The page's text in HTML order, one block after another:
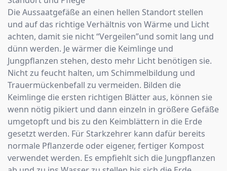
Die Aussaatgefäße an einen hellen Standort stellen
und auf das richtige Verhältnis von Wärme und Licht
achten, damit sie nicht “Vergeilen”und somit lang und
dünn werden. Je wärmer die Keimlinge und
Jungpflanzen stehen, desto mehr Licht benötigen sie.
Nicht zu feucht halten, um Schimmelbildung und
Trauermückenbefall zu vermeiden. Bilden die
Keimlinge die ersten richtigen Blätter aus, können sie
wenn nötig pikiert und dann einzeln in größere Gefäße
umgetopft und bis zu den Keimblättern in die Erde
gesetzt werden. Für Starkzehrer kann dafür bereits
normale Pflanzerde oder eigener, fertiger Kompost
verwendet werden. Es empfiehlt sich die Jungpflanzen